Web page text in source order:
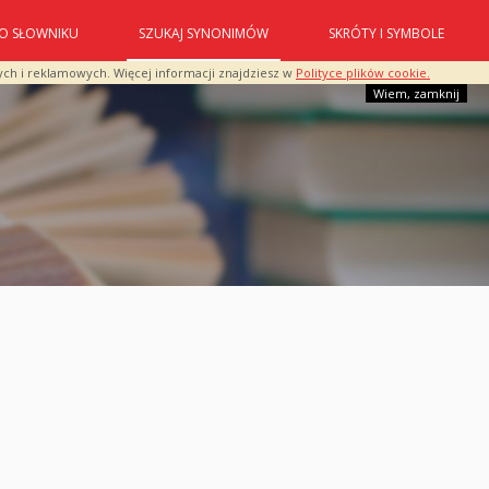
i reklamowych. Więcej informacji znajdziesz w Polityce plików cookie.
Wiem, zamknij
O SŁOWNIKU SZUKAJ SYNONIMÓW SKRÓTY I SYMBOLE